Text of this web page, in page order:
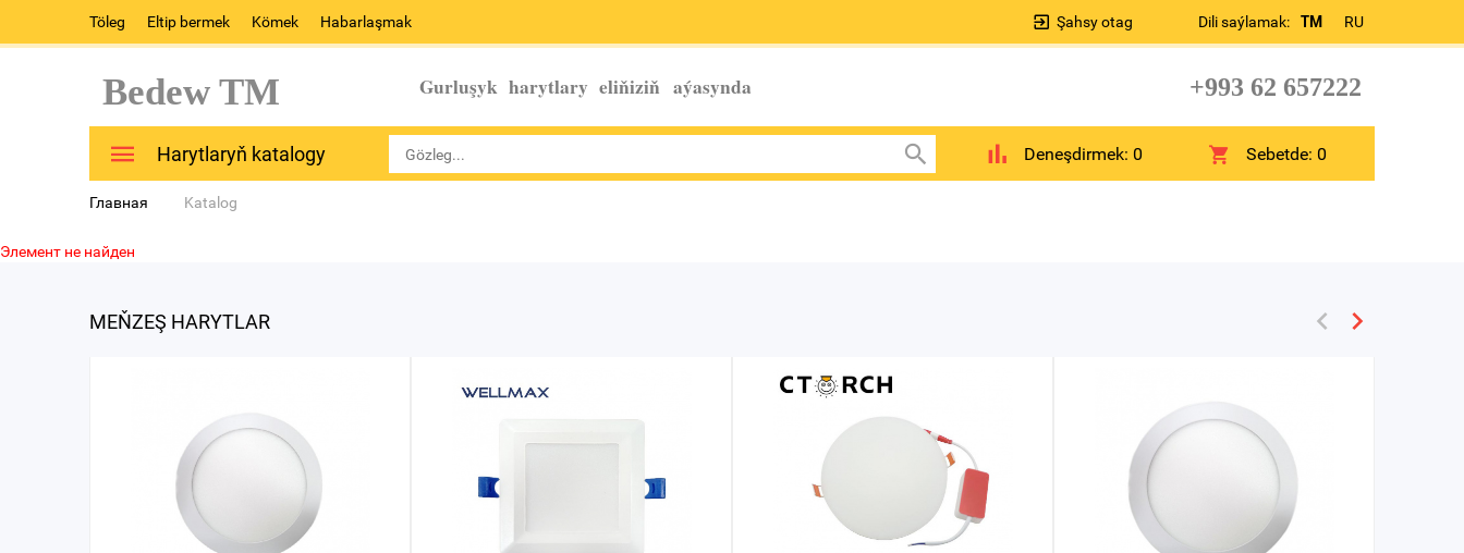
Töleg Eltip bermek Kömek Habarlaşmak Dili saýlamak: TM RU
Şahsy otag
Bedew TM Gurluşyk harytlary eliňiziň aýasynda +993 62 657222
Harytlaryň katalogy Deneşdirmek: 0 Sebetde:0
Главная Katalog
Элемент не найден
MEŇZEŞ HARYTLAR